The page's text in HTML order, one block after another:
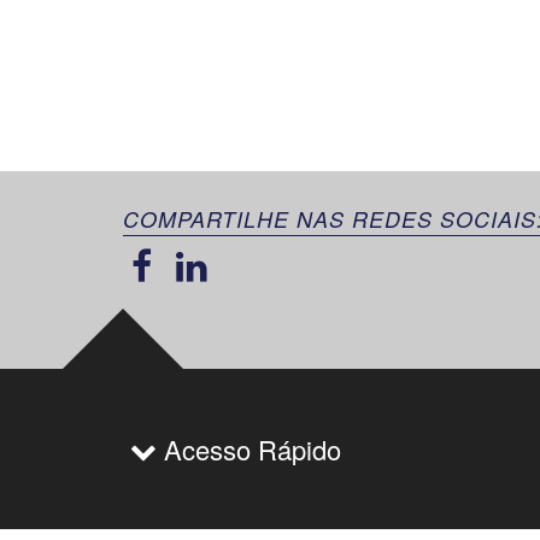
COMPARTILHE NAS REDES
Acesso Rápido